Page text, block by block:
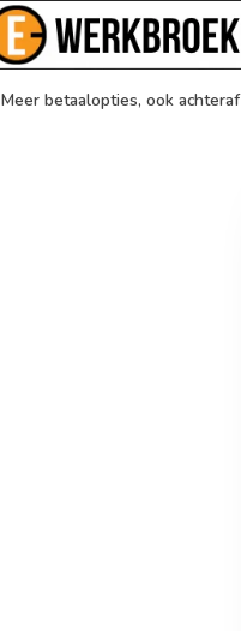
Meer betaalopties, ook achteraf